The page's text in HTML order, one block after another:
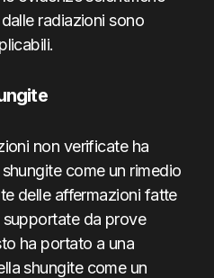
radiazioni sono
non verificate ha
come un rimedio
delle affermazioni fatte
da prove
ha portato a una
shungite come un